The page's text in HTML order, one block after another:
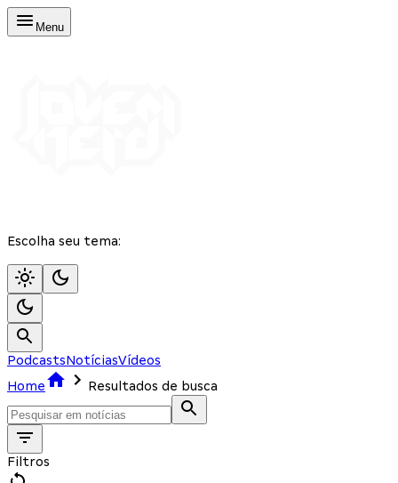
Menu
Escolha seu tema:
PodcastsNotíciasVídeos
Home
Resultados de busca
Filtros